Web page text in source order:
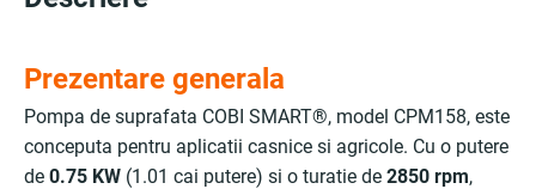
Prezentare generala
Pompa de suprafata COBI SMART®, model CPM158, este
conceputa pentru aplicatii casnice si agricole. Cu o putere
de 0.75 KW (1.01 cai putere) si o turatie de 2850 rpm,